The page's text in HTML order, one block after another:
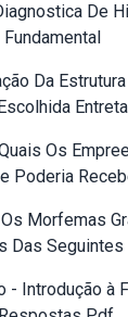
De
Da
Os
Poderia
Morfemas
Das Seguintes
- Introdução à